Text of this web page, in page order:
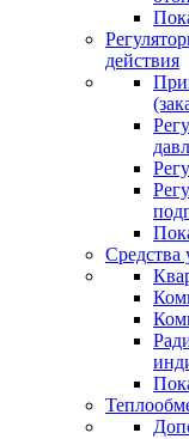
действия
Средства